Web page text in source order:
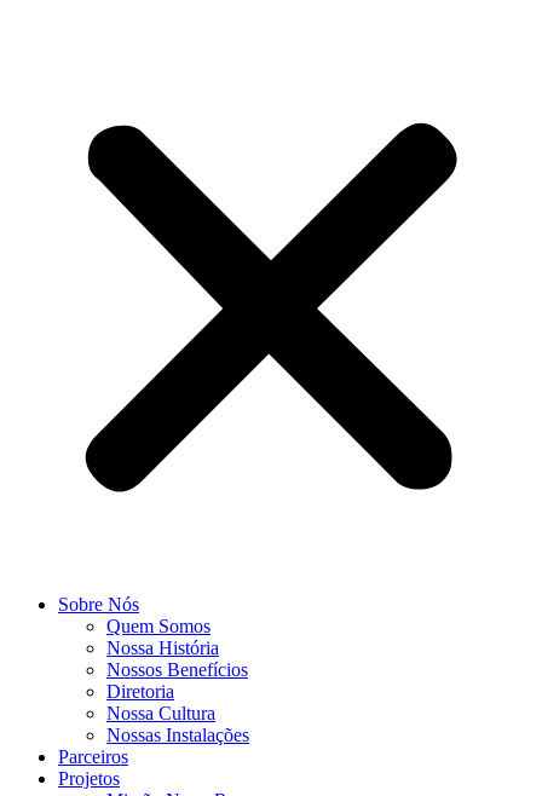
Sobre Nós
Quem Somos
Nossa História
Nossos Benefícios
Diretoria
Nossa Cultura
Nossas Instalações
Parceiros
Projetos